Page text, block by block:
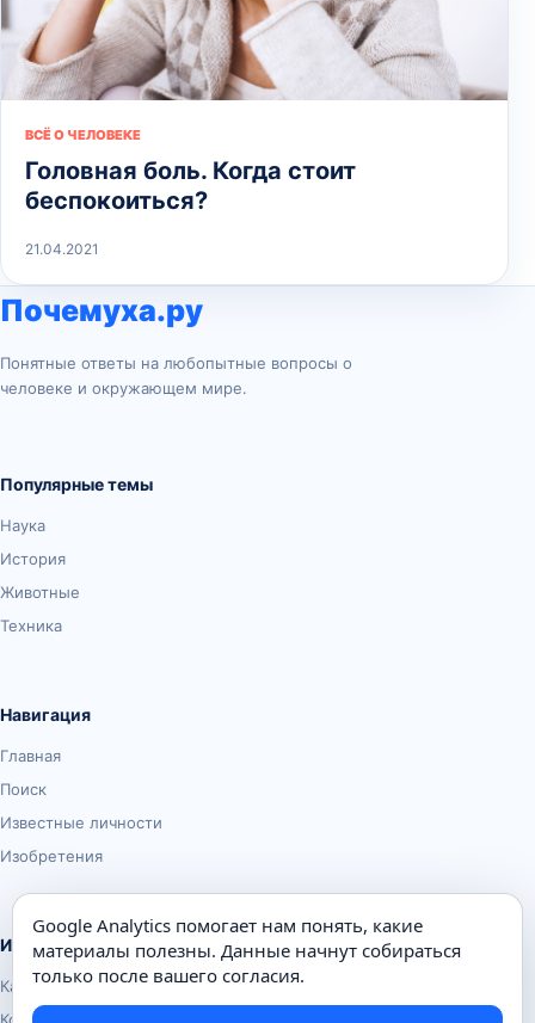
ВСЁ О ЧЕЛОВЕКЕ
Головная боль. Когда стоит
беспокоиться?
21.04.2021
Почемуха.ру
Понятные ответы на любопытные вопросы о
человеке и окружающем мире.
Популярные темы
Наука
История
Животные
Техника
Навигация
Главная
Поиск
Известные личности
Изобретения
Информация
Карта сайта
Google Analytics помогает нам понять, какие
материалы полезны. Данные начнут собираться
только после вашего согласия.